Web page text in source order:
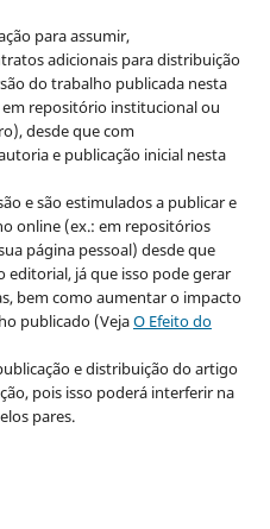
para assumir,
adicionais para distribuição
do trabalho publicada nesta
repositório institucional ou
desde que com
e publicação inicial nesta
e são estimulados a publicar e
online (ex.: em repositórios
página pessoal) desde que
editorial, já que isso pode gerar
bem como aumentar o impacto
publicado (VejaO Efeito do
e distribuição do artigo
pois isso poderá interferir na
pares.